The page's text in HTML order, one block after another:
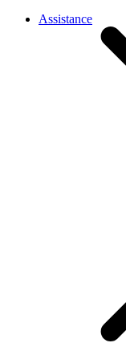
Assistance